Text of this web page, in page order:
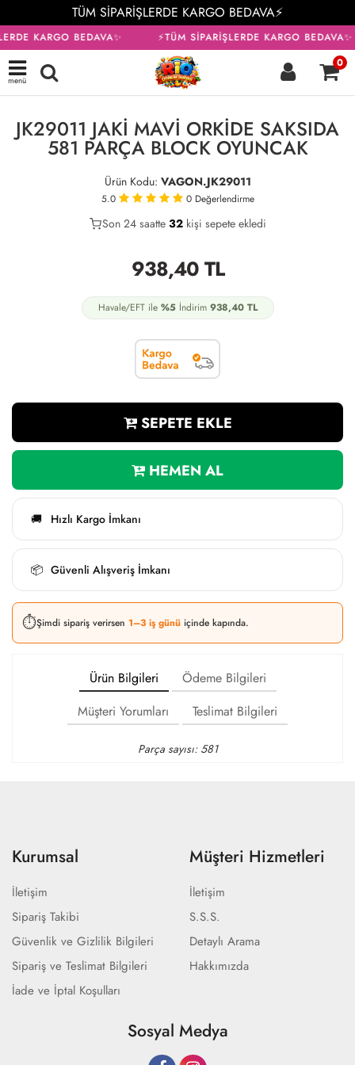
TÜM SİPARİŞLERDE KARGO BEDAVA⚡
KARGO BEDAVA✨ ⚡TÜM SİPARİŞLERDE KARGO BEDAVA✨
menü
0
JK29011 JAKİ MAVİ ORKİDE SAKSIDA
581 PARÇA BLOCK OYUNCAK
Ürün Kodu: VAGON.JK29011
5.0 0 Değerlendirme
27
Son 24 saatte 32kişi sepete ekledi
8
938,40TL
Havale/EFT ile %5İndirim 938,40TL
SEPETE EKLE
HEMEN AL
🚚 Hızlı Kargo İmkanı
📦 Güvenli Alışveriş İmkanı
⏱️Şimdi sipariş verirsen 1–3 iş günü içinde kapında.
Ürün Bilgileri
Ödeme Bilgileri
Müşteri Yorumları
Teslimat Bilgileri
Parça sayısı: 581
Kurumsal
İletişim
Sipariş Takibi
Güvenlik ve Gizlilik Bilgileri
Sipariş ve Teslimat Bilgileri
İade ve İptal Koşulları
Müşteri Hizmetleri
İletişim
S.S.S.
Detaylı Arama
Hakkımızda
Sosyal Medya